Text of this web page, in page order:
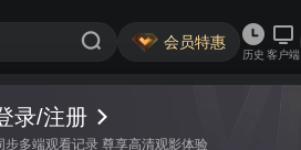
会员特惠
历史 客户端
录/注册
步多端观看记录 尊享高清观影体验